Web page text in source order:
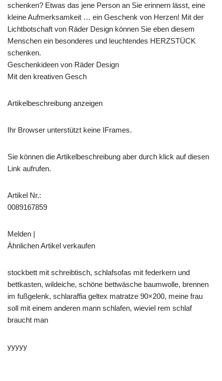
schenken? Etwas das jene Person an Sie erinnern lässt, eine
kleine Aufmerksamkeit … ein Geschenk von Herzen! Mit der
Lichtbotschaft von Räder Design können Sie eben diesem
Menschen ein besonderes und leuchtendes HERZSTÜCK
schenken.
Geschenkideen von Räder Design
Mit den kreativen Gesch
Artikelbeschreibung anzeigen
Ihr Browser unterstützt keine IFrames.
Sie können die Artikelbeschreibung aber durch klick auf diesen
Link aufrufen.
Artikel Nr.:
0089167859
Melden |
Ähnlichen Artikel verkaufen
stockbett mit schreibtisch, schlafsofas mit federkern und
bettkasten, wildeiche, schöne bettwäsche baumwolle, brennen
im fußgelenk, schlaraffia geltex matratze 90×200, meine frau
soll mit einem anderen mann schlafen, wieviel rem schlaf
braucht man
yyyyy